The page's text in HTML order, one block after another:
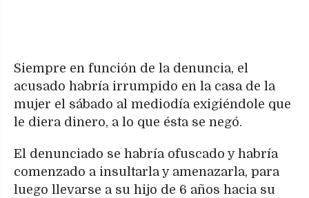
Siempre en función de la denuncia, el
acusado habría irrumpido en la casa de la
mujer el sábado al mediodía exigiéndole que
le diera dinero, a lo que ésta se negó.
El denunciado se habría ofuscado y habría
comenzado a insultarla y amenazarla, para
luego llevarse a su hijo de 6 años hacia su